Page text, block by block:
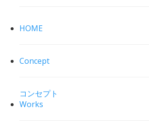
HOME
Concept
コンセプト
Works